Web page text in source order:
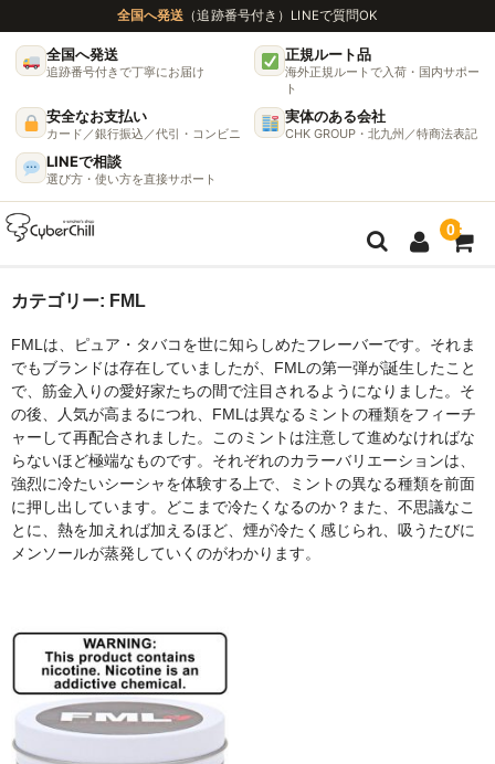
全国へ発送 （追跡番号付き） LINEで質問OK
全国へ発送
追跡番号付きで丁寧にお届け
正規ルート品
海外正規ルートで入荷・国内サポー
ト
安全なお支払い
カード／銀行振込／代引・コンビニ
実体のある会社
CHK GROUP・北九州／特商法表記
LINEで相談
選び方・使い方を直接サポート
0
ガイド
🌫 ヴェポライザー機種比較ガイド
DynaVap完全ガイド
グラインダー完全ガイド
挽き方で味が変わる理由
シーシャ炭の選び方
BFG Dani（バッテリー不要ヴェポ）
BFGセット（一式）
カテゴリー: FML
FMLは、ピュア・タバコを世に知らしめたフレーバーです。それま
でもブランドは存在していましたが、FMLの第一弾が誕生したこと
で、筋金入りの愛好家たちの間で注目されるようになりました。そ
の後、人気が高まるにつれ、FMLは異なるミントの種類をフィーチ
ャーして再配合されました。このミントは注意して進めなければな
らないほど極端なものです。それぞれのカラーバリエーションは、
強烈に冷たいシーシャを体験する上で、ミントの異なる種類を前面
に押し出しています。どこまで冷たくなるのか？また、不思議なこ
とに、熱を加えれば加えるほど、煙が冷たく感じられ、吸うたびに
メンソールが蒸発していくのがわかります。